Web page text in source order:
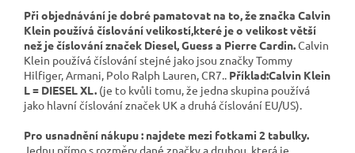
Při objednávání je dobré pamatovat na to, že značka Calvin
Klein používá číslování velikostí,které je o velikost větší
než je číslování značek Diesel, Guess a Pierre Cardin.Calvin
Klein používá číslování stejné jako jsou značky Tommy
Hilfiger, Armani, Polo Ralph Lauren, CR7.. Příklad:Calvin Klein
L = DIESEL XL. (je to kvůli tomu, že jedna skupina používá
jako hlavní číslování značek UK a druhá číslování EU/US).
Pro usnadnění nákupu : najdete mezi fotkami 2 tabulky.
Jednu přímo s rozměry dané značky a druhou, která je